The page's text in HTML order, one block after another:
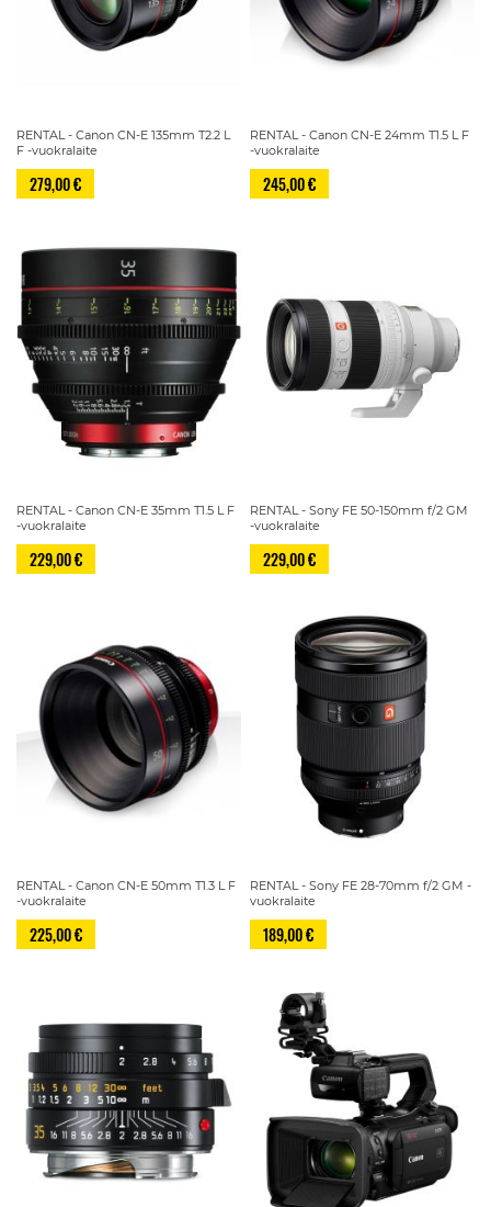
RENTAL - Canon CN-E 135mm T2.2 L
F -vuokralaite
279,00 €
RENTAL - Canon CN-E 24mm T1.5 L F
-vuokralaite
245,00 €
RENTAL - Canon CN-E 35mm T1.5 L F
-vuokralaite
229,00 €
RENTAL - Sony FE 50-150mm f/2 GM
-vuokralaite
229,00 €
RENTAL - Canon CN-E 50mm T1.3 L F
-vuokralaite
225,00 €
RENTAL - Sony FE 28-70mm f/2 GM -
vuokralaite
189,00 €